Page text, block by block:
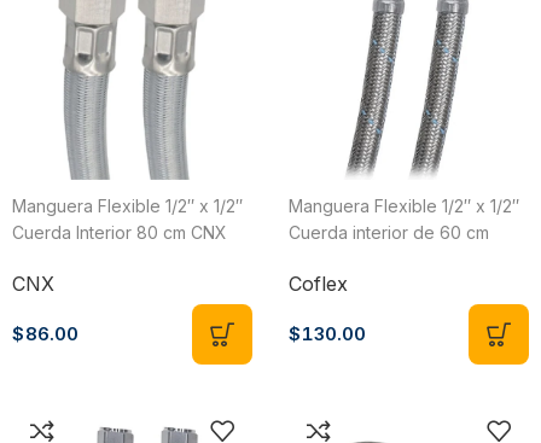
Manguera Flexible 1/2″ x 1/2″
Cuerda Interior 80 cm CNX
CNX
$86.00
Manguera Flexible 1/2″ x 1/2″
Cuerda interior de 60 cm
Coflex
$130.00